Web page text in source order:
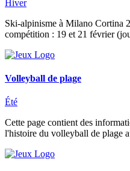
Hiver
Ski-alpinisme à Milano Cortina
compétition : 19 et 21 février
Volleyball de plage
Été
Cette page contient des
l'histoire du volleyball de plage